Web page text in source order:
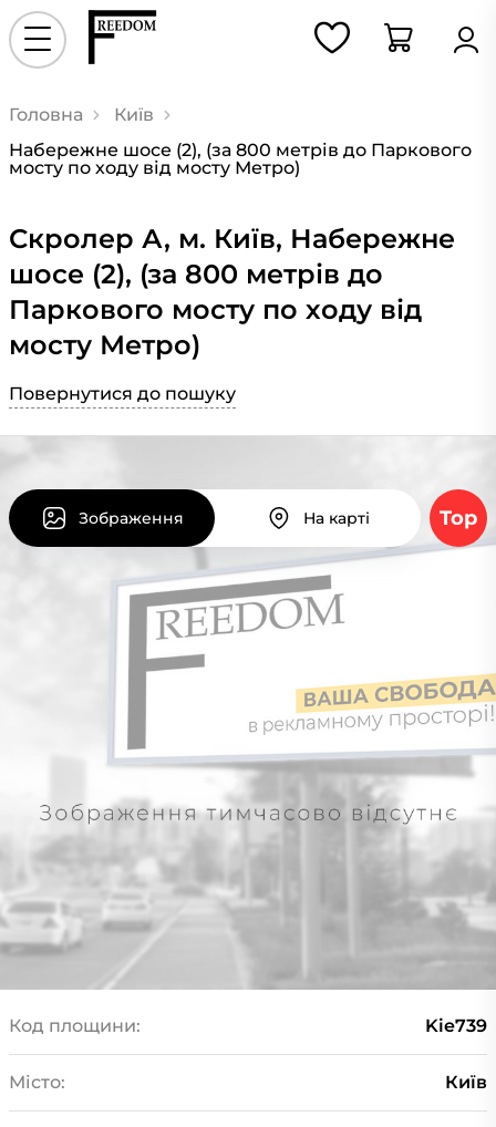
Головна
Київ
Набережне шосе (2), (за 800 метрів до Паркового
мосту по ходу від мосту Метро)
Скролер А, м. Київ, Набережне
шосе (2), (за 800 метрів до
Паркового мосту по ходу від
мосту Метро)
Повернутися до пошуку
Зображення На карті Top
Код площини: Kie739
Місто: Київ